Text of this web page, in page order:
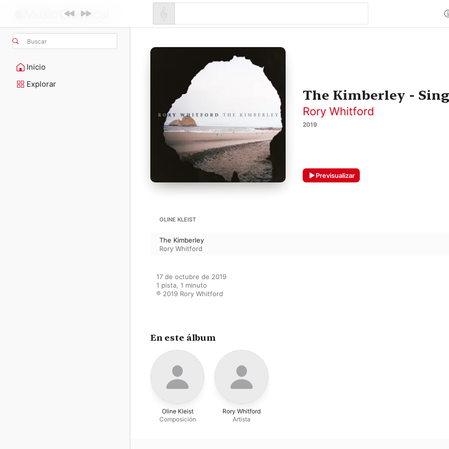
Buscar
Inicio
Explorar
The Kimberley -
Rory Whitford
2019
Previsualizar
OLINE KLEIST
The Kimberley
Rory Whitford
17 de octubre de 2019
1 pista, 1 minuto
℗ 2019 Rory Whitford
En este álbum
Oline Kleist
Composición
Rory Whitford
Artista